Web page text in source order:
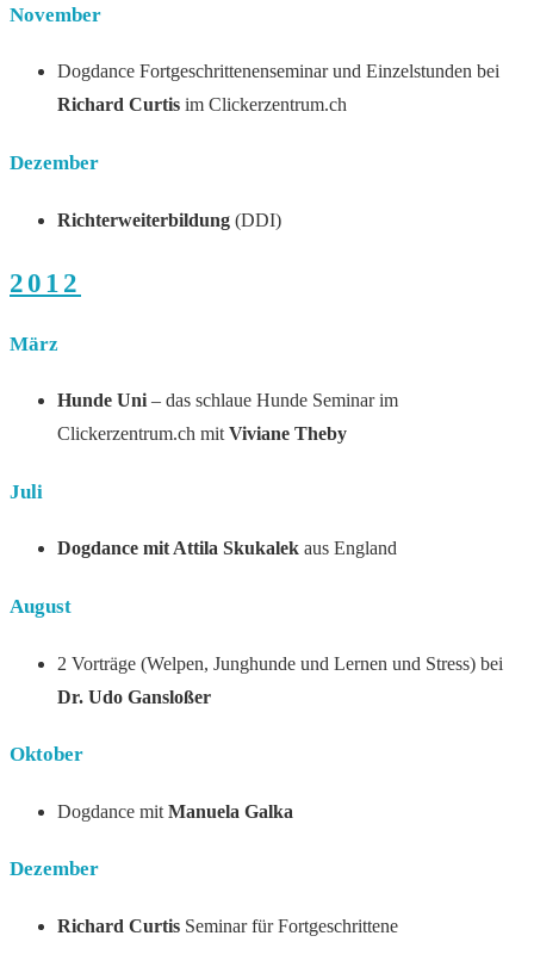
November
Dogdance Fortgeschrittenenseminar und Einzelstunden bei
Richard Curtis im Clickerzentrum.ch
Dezember
Richterweiterbildung (DDI)
2012
März
Hunde Uni – das schlaue Hunde Seminar im
Clickerzentrum.ch mit Viviane Theby
Juli
Dogdance mit Attila Skukalek aus England
August
2 Vorträge (Welpen, Junghunde und Lernen und Stress) bei
Dr. Udo Gansloßer
Oktober
Dogdance mit Manuela Galka
Dezember
Richard Curtis Seminar für Fortgeschrittene